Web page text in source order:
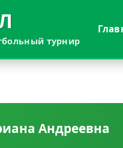
турнир
Андреевна